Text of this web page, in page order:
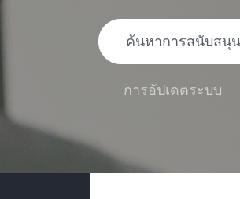
การอัปเดตระบบ